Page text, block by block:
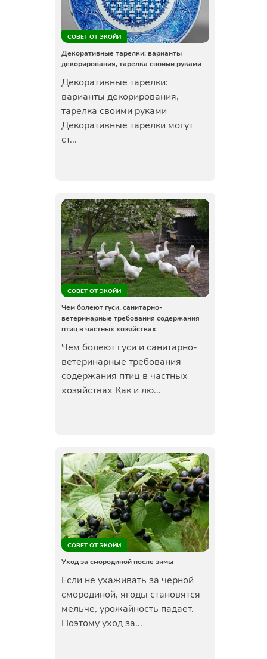
СОВЕТ ОТ ЭКОЙИ
Декоративные тарелки: варианты
декорирования, тарелка своими руками
Декоративные тарелки:
варианты декорирования,
тарелка своими руками
Декоративные тарелки могут
ст...
СОВЕТ ОТ ЭКОЙИ
Чем болеют гуси, санитарно-
ветеринарные требования содержания
птиц в частных хозяйствах
Чем болеют гуси и санитарно-
ветеринарные требования
содержания птиц в частных
хозяйствах Как и лю...
СОВЕТ ОТ ЭКОЙИ
Уход за смородиной после зимы
Если не ухаживать за черной
смородиной, ягоды становятся
мельче, урожайность падает.
Поэтому уход за...